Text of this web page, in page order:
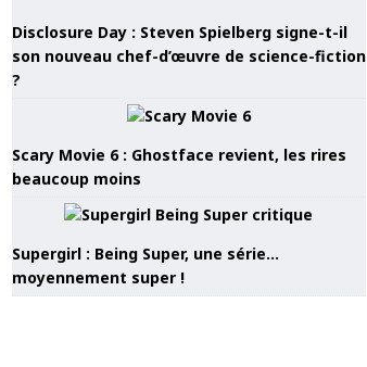
Disclosure Day : Steven Spielberg signe-t-il
son nouveau chef-d’œuvre de science-fiction
?
Scary Movie 6 : Ghostface revient, les rires
beaucoup moins
Supergirl : Being Super, une série…
moyennement super !